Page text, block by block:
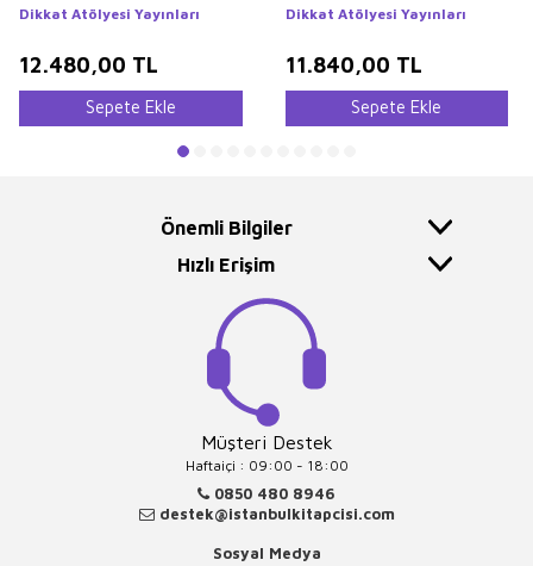
Dikkat Atölyesi Yayınları
12.480,00 TL
Sepete Ekle
Dikkat Atölyesi Yayınları
11.840,00 TL
Sepete Ekle
Önemli Bilgiler
Hızlı Erişim
Müşteri Destek
Haftaiçi : 09:00 - 18:00
0850 480 8946
destek@istanbulkitapcisi.com
Sosyal Medya